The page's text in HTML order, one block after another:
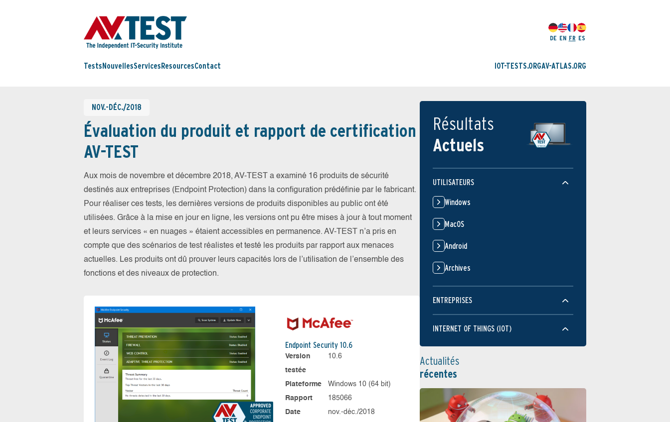
DE EN FR ES
Tests NouvellesServices ResourcesContact IOT-TESTS.ORGAV-ATLAS.ORG
NOV.-DÉC./2018
Évaluation du produit et rapport de certification
AV-TEST
Aux mois de novembre et décembre 2018, AV-TEST a examiné 16 produits de sécurité
destinés aux entreprises (Endpoint Protection) dans la configuration prédéfinie par le fabricant.
Pour réaliser ces tests, les dernières versions de produits disponibles au public ont été
utilisées. Grâce à la mise en jour en ligne, les versions ont pu être mises à jour à tout moment
et leurs services « en nuages » étaient accessibles en permanence. AV-TEST n’a pris en
compte que des scénarios de test réalistes et testé les produits par rapport aux menaces
actuelles. Les produits ont dû prouver leurs capacités lors de l’utilisation de l’ensemble des
fonctions et des niveaux de protection.
Endpoint Security 10.6
Version
testée
10.6
Plateforme
Windows 10 (64 bit)
Rapport
185066
Date
nov.-déc./2018
Résultats
Actuels
UTILISATEURS
Windows
MacOS
Android
Archives
ENTREPRISES
INTERNET OF THINGS (IOT)
Actualités
récentes